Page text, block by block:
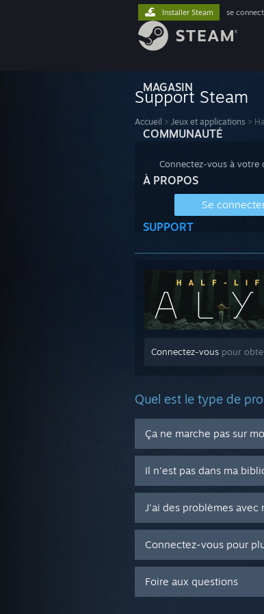
MAGASIN
COMMUNAUTÉ
À PROPOS
SUPPORT
Installer Steam se
Support Steam
Accueil > Jeux et applications >
Connectez-vous à votre
Se
Connectez-vous pour
Quel est le type de
Ça ne marche pas sur
Il n'est pas dans ma
J'ai des problèmes avec
Connectez-vous pour
Foire aux questions